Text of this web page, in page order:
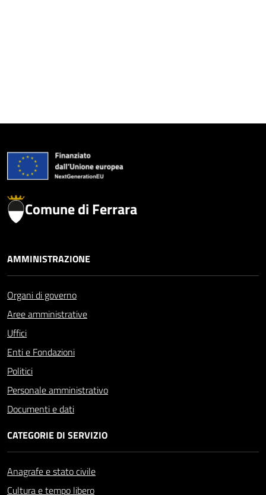
Comune di Ferrara
AMMINISTRAZIONE
Organi di governo
Aree amministrative
Uffici
Enti e Fondazioni
Politici
Personale amministrativo
Documenti e dati
CATEGORIE DI SERVIZIO
Anagrafe e stato civile
Cultura e tempo libero